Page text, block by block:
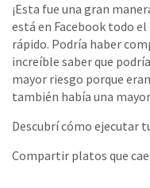
¡Esta fue una gran
está en Facebook todo
rápido. Podría haber
increíble saber que
mayor riesgo porque
también había una
Descubrí cómo ejecutar
Compartir platos que